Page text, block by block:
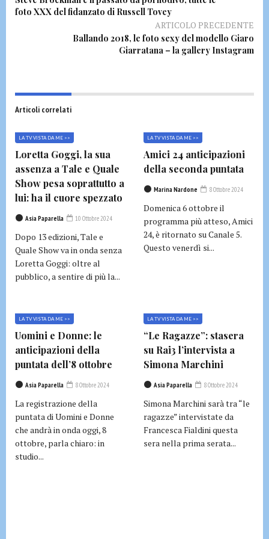
foto XXX del fidanzato di Russell Tovey
ARTICOLO PRECEDENTE
Ballando 2018, le foto sexy del modello Giaro
Giarratana – la gallery Instagram
Articoli correlati
LA TV VISTA DA ME >>
Loretta Goggi, la sua
assenza a Tale e Quale
Show pesa soprattutto a
lui: ha il cuore spezzato
Asia Paparella 10 Ottobre 2024
Dopo 13 edizioni, Tale e
Quale Show va in onda senza
Loretta Goggi: oltre al
pubblico, a sentire di più la...
LA TV VISTA DA ME >>
Amici 24 anticipazioni
della seconda puntata
Marina Nardone 8 Ottobre 2024
Domenica 6 ottobre il
programma più atteso, Amici
24, è ritornato su Canale 5.
Questo venerdì si...
LA TV VISTA DA ME >>
Uomini e Donne: le
anticipazioni della
puntata dell’8 ottobre
Asia Paparella 8 Ottobre 2024
La registrazione della
puntata di Uomini e Donne
che andrà in onda oggi, 8
ottobre, parla chiaro: in
studio...
LA TV VISTA DA ME >>
“Le Ragazze”: stasera
su Rai3 l’intervista a
Simona Marchini
Asia Paparella 8 Ottobre 2024
Simona Marchini sarà tra “le
ragazze” intervistate da
Francesca Fialdini questa
sera nella prima serata...